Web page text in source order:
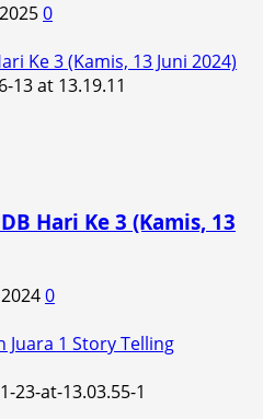
0
Ke 3 (Kamis, 13 Juni 2024)
Hari Ke 3 (Kamis, 13
0
Juara 1 Story Telling